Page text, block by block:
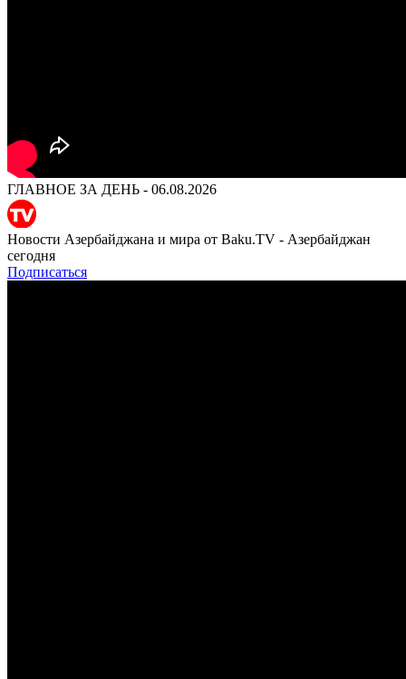
ГЛАВНОЕ ЗА ДЕНЬ - 06.08.2026
Новости Азербайджана и мира от Baku.TV - Азербайджан
сегодня
Подписаться